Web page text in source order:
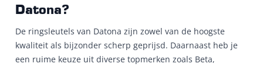
Datona?
De ringsleutels van Datona zijn zowel van de hoogste
kwaliteit als bijzonder scherp geprijsd. Daarnaast heb je
een ruime keuze uit diverse topmerken zoals Beta,